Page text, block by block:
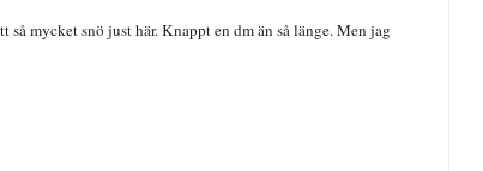
mycket snö just här. Knappt en dm än så länge. Men jag